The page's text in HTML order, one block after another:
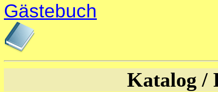
Gästebuch
Katalog /